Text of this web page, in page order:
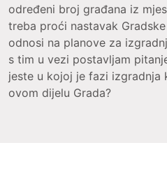
određeni broj građana iz
treba proći nastavak
odnosi na planove za
s tim u vezi postavljam
jeste u kojoj je fazi izgradnja
ovom dijelu Grada?